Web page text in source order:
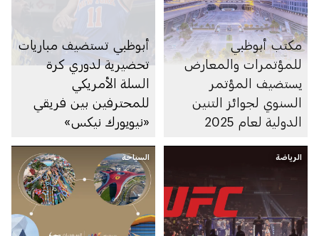
مكتب أبوظبي
للمؤتمرات والمعارض
يستضيف المؤتمر
السنوي لجوائز التنين
الدولية لعام 2025
أبوظبي تستضيف مباريات
تحضيرية لدوري كرة
السلة الأمريكي
للمحترفين بين فريقي
«نيويورك نيكس»
سيكسرز»
الرياضة السياحة